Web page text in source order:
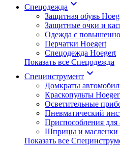
Спецодежда keyboard_arrow_down
Защитная обувь
Защитные очки и
Одежда с
Перчатки Hoegert
Спецодежда Hoegert
Показать все Спецодежда
Специнструмент keyboard_arrow_down
Домкраты
Краскопульты
Осветительные
Пневматический
Приспособления для
Шприцы и масленки
Показать все